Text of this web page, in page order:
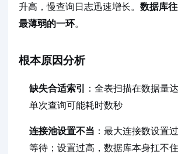
升高，慢查询日志迅速增长。 数据库
最薄弱的一环。
根本原因分析
缺失合适索引
：全表扫描在数据量
单次查询可能耗时数秒
连接池设置不当 ：最大连接数设置
等待；设置过高，数据库本身扛不住